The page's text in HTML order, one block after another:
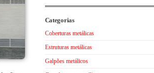
Categorias
Coberturas metálicas
Estruturas metálicas
Galpões metálicos